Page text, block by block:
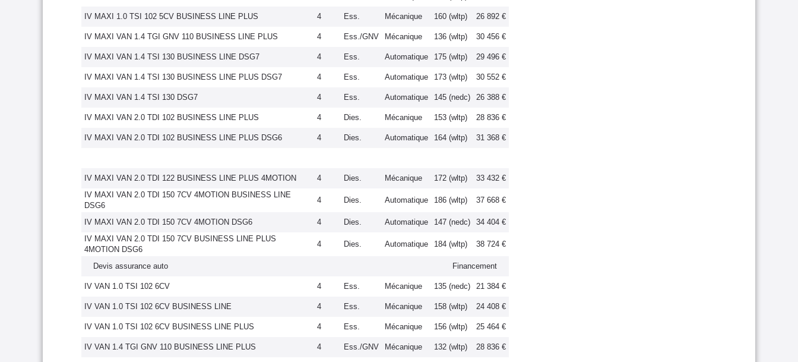
IV MAXI 1.0 TSI 102 5CV BUSINESS LINE PLUS 4 Ess. Mécanique 160 (wltp) 26 892 €
IV MAXI VAN 1.4 TGI GNV 110 BUSINESS LINE PLUS 4 Ess./GNV Mécanique 136 (wltp) 30 456 €
IV MAXI VAN 1.4 TSI 130 BUSINESS LINE DSG7 4 Ess. Automatique 175 (wltp) 29 496 €
IV MAXI VAN 1.4 TSI 130 BUSINESS LINE PLUS DSG7 4 Ess. Automatique 173 (wltp) 30 552 €
IV MAXI VAN 1.4 TSI 130 DSG7 4 Ess. Automatique 145 (nedc) 26 388 €
IV MAXI VAN 2.0 TDI 102 BUSINESS LINE PLUS 4 Dies. Mécanique 153 (wltp) 28 836 €
IV MAXI VAN 2.0 TDI 102 BUSINESS LINE PLUS DSG6 4 Dies. Automatique 164 (wltp) 31 368 €
IV MAXI VAN 2.0 TDI 122 BUSINESS LINE PLUS 4MOTION 4 Dies. Mécanique 172 (wltp)
33 432 €
IV MAXI VAN 2.0 TDI 150 7CV 4MOTION BUSINESS LINE
DSG6
4 Dies. Automatique 186 (wltp) 37 668 €
IV MAXI VAN 2.0 TDI 150 7CV 4MOTION DSG6 4 Dies. Automatique 147 (nedc)
34 404 €
IV MAXI VAN 2.0 TDI 150 7CV BUSINESS LINE PLUS
4MOTION DSG6
4 Dies. Automatique 184 (wltp) 38 724 €
Devis assurance auto Financement
IV VAN 1.0 TSI 102 6CV 4 Ess. Mécanique 135 (nedc) 21 384 €
IV VAN 1.0 TSI 102 6CV BUSINESS LINE 4 Ess. Mécanique 158 (wltp) 24 408 €
IV VAN 1.0 TSI 102 6CV BUSINESS LINE PLUS 4 Ess. Mécanique 156 (wltp) 25 464 €
IV VAN 1.4 TGI GNV 110 BUSINESS LINE PLUS 4 Ess./GNV Mécanique 132 (wltp) 28 836 €